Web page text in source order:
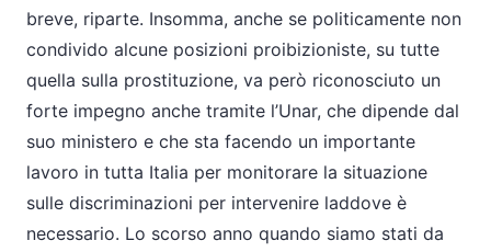
breve, riparte. Insomma, anche se politicamente non
condivido alcune posizioni proibizioniste, su tutte
quella sulla prostituzione, va però riconosciuto un
forte impegno anche tramite l’Unar, che dipende dal
suo ministero e che sta facendo un importante
lavoro in tutta Italia per monitorare la situazione
sulle discriminazioni per intervenire laddove è
necessario. Lo scorso anno quando siamo stati da